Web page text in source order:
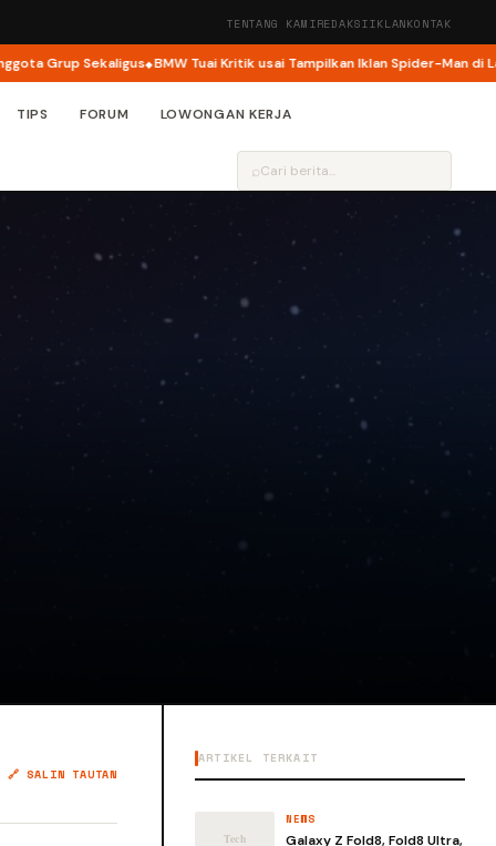
TENTANG KAMIREDAKSIIKLANKONTAK
Grup Sekaligus BMW Tuai Kritik usai Tampilkan Iklan Spider-Man di Layar
TIPS FORUM LOWONGAN KERJA
⌕
🔗 SALIN TAUTAN
ARTIKEL TERKAIT
NEWS
Galaxy Z Fold8, Fold8 Ultra,